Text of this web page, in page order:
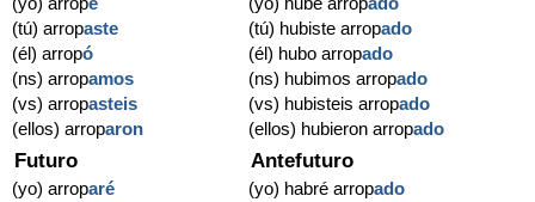
(tú) arropaste
(él) arropó
(ns) arropamos
(vs) arropasteis
(ellos) arroparon
(tú) hubiste arropado
(él) hubo arropado
(ns) hubimos arropado
(vs) hubisteis arropado
(ellos) hubieron arropado
Futuro
(yo) arroparé
Antefuturo
(yo) habré arropado